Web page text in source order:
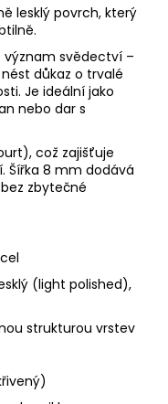
lesklý povrch, který
význam svědectví –
důkaz o trvalé
Je ideální jako
nebo dar s
což zajišťuje
Šířka 8 mm dodává
zbytečné
(light polished),
strukturou vrstev